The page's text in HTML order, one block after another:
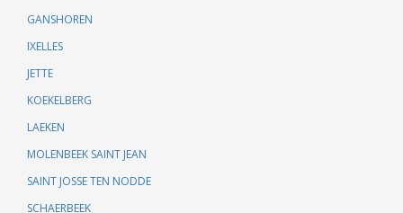
GANSHOREN
IXELLES
JETTE
KOEKELBERG
LAEKEN
MOLENBEEK SAINT JEAN
SAINT JOSSE TEN NODDE
SCHAERBEEK